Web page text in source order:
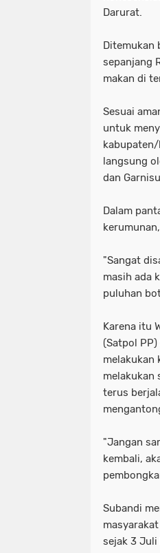
Darurat.
Ditemukan
sepanjang
makan di
Sesuai
untuk
langsung
dan
Dalam
"Sangat
masih ada
puluhan
Karena itu
(Satpol
melakukan
melakukan
terus
"Jangan
kembali,
Subandi
sejak 3 Juli